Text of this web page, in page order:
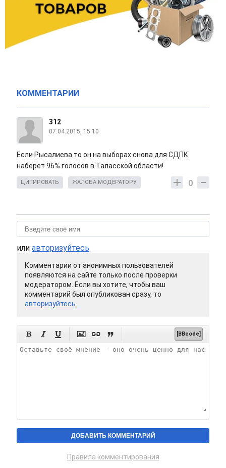
КОММЕНТАРИИ
312
07.04.2015, 15:10
Если Рысалиева то он на выборах снова для СДПК
наберет 96% голосов в Таласской области!
0
ЦИТИРОВАТЬ ЖАЛОБА МОДЕРАТОРУ
или авторизуйтесь
Комментарии от анонимных пользователей
появляются на сайте только после проверки
модератором. Если вы хотите, чтобы ваш
комментарий был опубликован сразу, то
авторизуйтесь
      [BBcode]
Правила комментирования